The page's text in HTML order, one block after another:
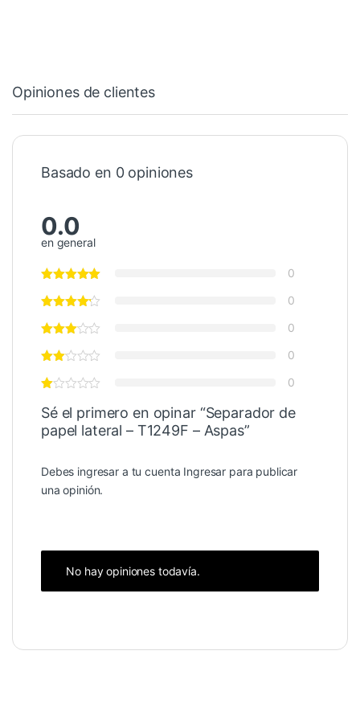
Opiniones de clientes
Basado en 0 opiniones
0.0
en general
0
0
0
0
0
Sé el primero en opinar “Separador de
papel lateral – T1249F – Aspas”
Debes ingresar a tu cuenta Ingresar para publicar
una opinión.
No hay opiniones todavía.